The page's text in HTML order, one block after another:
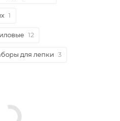
1
12
для лепки 3